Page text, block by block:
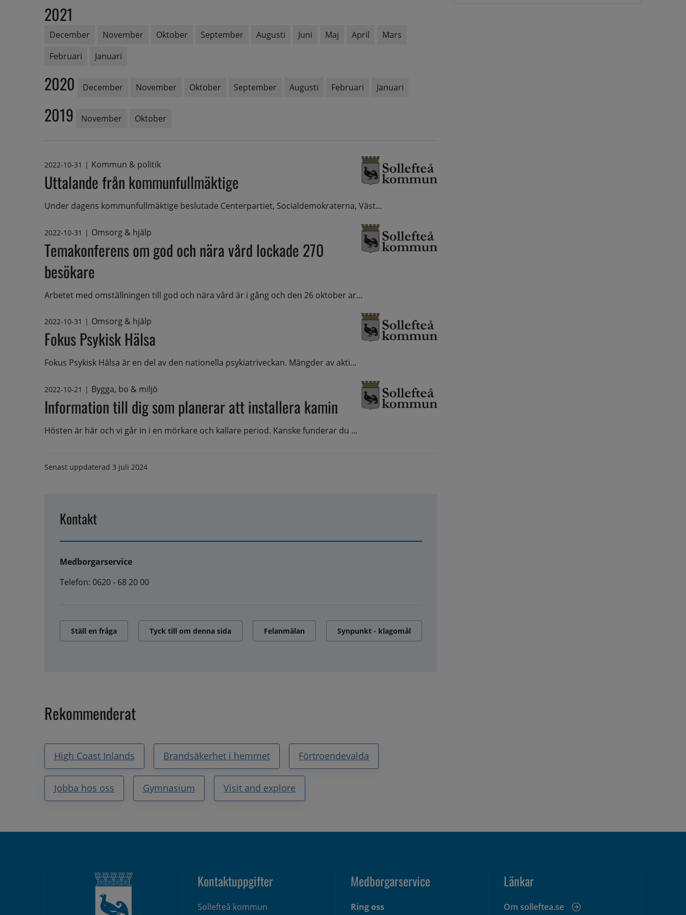
2021
December November Oktober September Augusti Juni Maj April
Mars
Februari
Januari
2020 December November Oktober September Augusti Februari Januari
2019 November Oktober
2022-10-31 | Kommun & politik
Uttalande från kommunfullmäktige
Under dagens kommunfullmäktige beslutade Centerpartiet, Socialdemokraterna, Väst...
2022-10-31 | Omsorg & hjälp
Temakonferens om god och nära vård lockade 270
besökare
Arbetet med omställningen till god och nära vård är i gång och den 26 oktober ar...
2022-10-31 | Omsorg & hjälp
Fokus Psykisk Hälsa
Fokus Psykisk Hälsa är en del av den nationella psykiatriveckan. Mängder av akti...
2022-10-21 | Bygga, bo & miljö
Information till dig som planerar att installera kamin
Hösten är här och vi går in i en mörkare och kallare period. Kanske funderar du ...
Senast uppdaterad 3 juli 2024
Kontakt
Medborgarservice
Telefon: 0620 - 68 20 00
Ställ en fråga Tyck till om denna sida Felanmälan Synpunkt - klagomål
Rekommenderat
High Coast Inlands Brandsäkerhet i hemmet Förtroendevalda
Jobba hos oss Gymnasium Visit and explore
Kontaktuppgifter
Sollefteå kommun
Medborgarservice
Ring oss
Länkar
Om solleftea.se